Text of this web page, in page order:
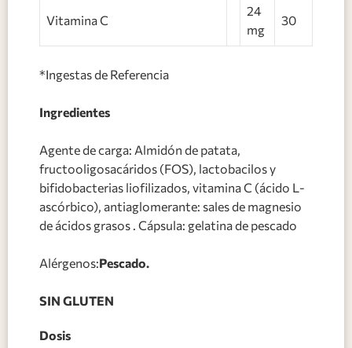
Vitamina C
24
mg
30
*Ingestas de Referencia
Ingredientes
Agente de carga: Almidón de patata,
fructooligosacáridos (FOS), lactobacilos y
bifidobacterias liofilizados, vitamina C (ácido L-
ascórbico), antiaglomerante: sales de magnesio
de ácidos grasos . Cápsula: gelatina de pescado
Alérgenos:Pescado.
SIN GLUTEN
Dosis